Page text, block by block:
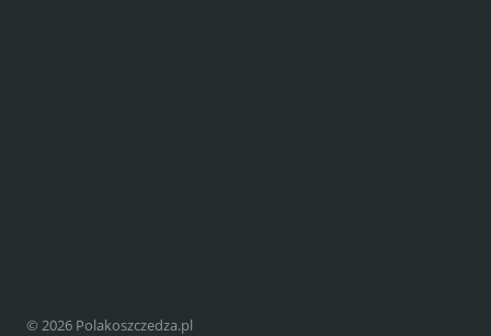
© 2026 Polakoszczedza.pl